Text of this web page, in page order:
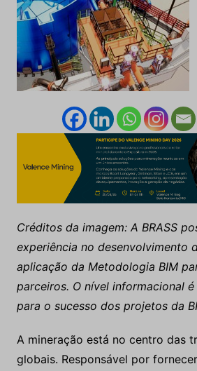
Créditos da imagem: A BRASS
experiência no desenvolvimento
aplicação da Metodologia BIM
parceiros. O nível informacional
para o sucesso dos projetos da
A mineração está no centro das
globais. Responsável por